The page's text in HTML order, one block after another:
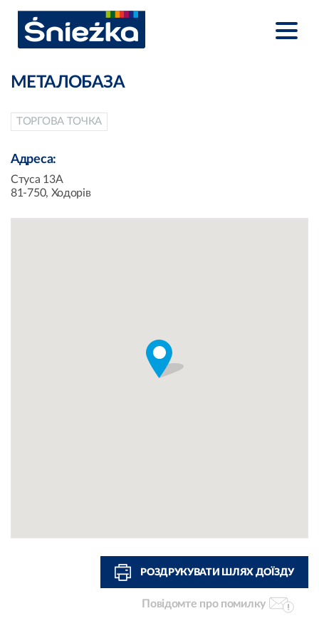
МЕТАЛОБАЗА
ТОРГОВА ТОЧКА
Адреса:
Стуса 13А
81-750, Ходорів
РОЗДРУКУВАТИ ШЛЯХ ДОЇЗДУ
Повідомте про помилку